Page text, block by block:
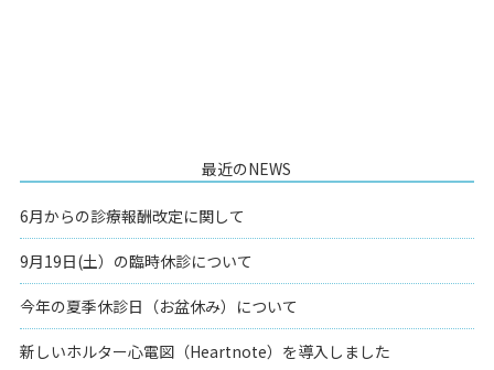
最近のNEWS
6月からの診療報酬改定に関して
9月19日(土）の臨時休診について
今年の夏季休診日（お盆休み）について
新しいホルター心電図（Heartnote）を導入しました